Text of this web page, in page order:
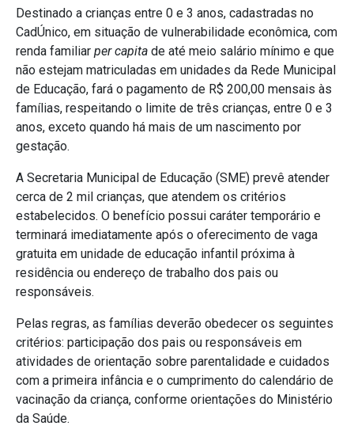
Destinado a crianças entre 0 e 3 anos, cadastradas no
CadÚnico, em situação de vulnerabilidade econômica, com
renda familiar per capita de até meio salário mínimo e que
não estejam matriculadas em unidades da Rede Municipal
de Educação, fará o pagamento de R$ 200,00 mensais às
famílias, respeitando o limite de três crianças, entre 0 e 3
anos, exceto quando há mais de um nascimento por
gestação.
A Secretaria Municipal de Educação (SME) prevê atender
cerca de 2 mil crianças, que atendem os critérios
estabelecidos. O benefício possui caráter temporário e
terminará imediatamente após o oferecimento de vaga
gratuita em unidade de educação infantil próxima à
residência ou endereço de trabalho dos pais ou
responsáveis.
Pelas regras, as famílias deverão obedecer os seguintes
critérios: participação dos pais ou responsáveis em
atividades de orientação sobre parentalidade e cuidados
com a primeira infância e o cumprimento do calendário de
vacinação da criança, conforme orientações do Ministério
da Saúde.